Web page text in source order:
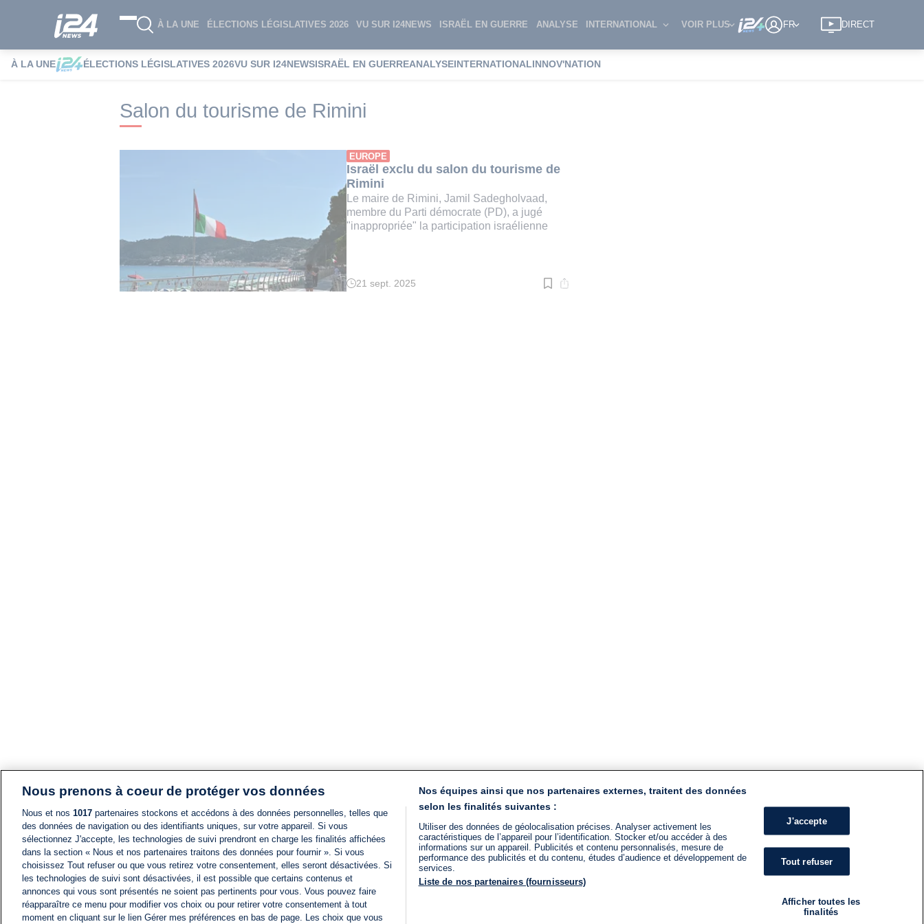
À LA UNE ÉLECTIONS LÉGISLATIVES 2026 VU SUR I24NEWS ISRAËL EN GUERRE ANALYSE INTERNATIONAL VOIR PLUS FR DIRECT
À LA UNE ÉLECTIONS LÉGISLATIVES 2026VU SUR I24NEWSISRAËL EN GUERREANALYSEINTERNATIONALINNOV'NATION
i24NEWS i24NEWS Tags index Salon du tourisme de Rimini
Salon du tourisme de Rimini
EUROPE
Israël exclu du salon du tourisme de
Rimini
Le maire de Rimini, Jamil Sadegholvaad,
membre du Parti démocrate (PD), a jugé
"inappropriée" la participation israélienne
Temps
21 sept. 2025
Nous prenons à coeur de protéger vos données
Nous et nos 1017 partenaires stockons et accédons à des données personnelles, telles que
des données de navigation ou des identifiants uniques, sur votre appareil. Si vous
sélectionnez J'accepte, les technologies de suivi prendront en charge les finalités affichées
dans la section « Nous et nos partenaires traitons des données pour fournir ». Si vous
choisissez Tout refuser ou que vous retirez votre consentement, elles seront désactivées. Si
les technologies de suivi sont désactivées, il est possible que certains contenus et
annonces qui vous sont présentés ne soient pas pertinents pour vous. Vous pouvez faire
réapparaître ce menu pour modifier vos choix ou pour retirer votre consentement à tout
moment en cliquant sur le lien Gérer mes préférences en bas de page. Les choix que vous
Nos équipes ainsi que nos partenaires externes, traitent des données
selon les finalités suivantes :
Utiliser des données de géolocalisation précises. Analyser activement les
caractéristiques de l’appareil pour l’identification. Stocker et/ou accéder à des
informations sur un appareil. Publicités et contenu personnalisés, mesure de
performance des publicités et du contenu, études d’audience et développement de
services.
Liste de nos partenaires (fournisseurs)
J'accepte
Tout refuser
Afficher toutes les
finalités